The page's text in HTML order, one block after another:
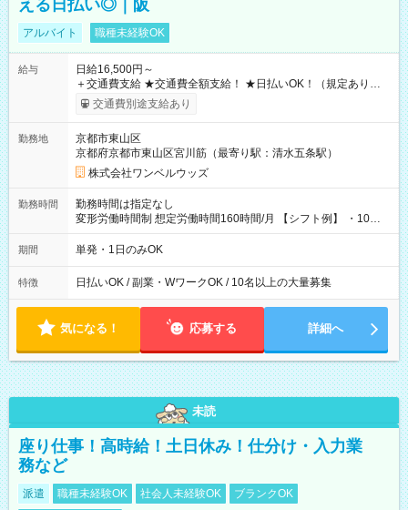
える日払い◎｜阪
アルバイト 職種未経験OK
給与
日給16,500円～
＋交通費支給 ★交通費全額支給！ ★日払いOK！（規定あり） ┗
働いたその日に現金GET♪ お仕事後はコンビニATMから 日払
交通費別途支給あり
勤務地
京都市東山区
京都府京都市東山区宮川筋（最寄り駅：清水五条駅）
株式会社ワンベルウッズ
勤務時間
勤務時間は指定なし
変形労働時間制 想定労働時間160時間/月 【シフト例】 ・10：
00～20：00
期間 単発・1日のみOK
特徴 日払いOK / 副業・WワークOK / 10名以上の大量募集
気になる！ 応募する 詳細へ
未読
座り仕事！高時給！土日休み！仕分け・入力業
務など
派遣 職種未経験OK 社会人未経験OK
ブランクOK